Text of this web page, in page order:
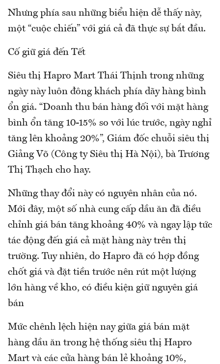
Nhưng phía sau những biểu hiện dễ thấy này,
một “cuộc chiến” với giá cả đã thực sự bắt đầu.
Cố giữ giá đến Tết
Siêu thị Hapro Mart Thái Thịnh trong những
ngày này luôn đông khách phía dãy hàng bình
ổn giá. “Doanh thu bán hàng đối với mặt hàng
bình ổn tăng 10-15% so với lúc trước, ngày nghỉ
tăng lên khoảng 20%”, Giám đốc chuỗi siêu thị
Giảng Võ (Công ty Siêu thị Hà Nội), bà Trương
Thị Thạch cho hay.
Những thay đổi này có nguyên nhân của nó.
Mới đây, một số nhà cung cấp dầu ăn đã điều
chỉnh giá bán tăng khoảng 40% và ngay lập tức
tác động đến giá cả mặt hàng này trên thị
trường. Tuy nhiên, do Hapro đã có hợp đồng
chốt giá và đặt tiền trước nên rút một lượng
lớn hàng về kho, có điều kiện giữ nguyên giá
bán
Mức chênh lệch hiện nay giữa giá bán mặt
hàng dầu ăn trong hệ thống siêu thị Hapro
Mart và các cửa hàng bán lẻ khoảng 10%,